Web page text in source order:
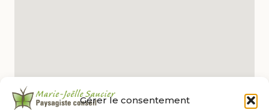
Gérer le consentement